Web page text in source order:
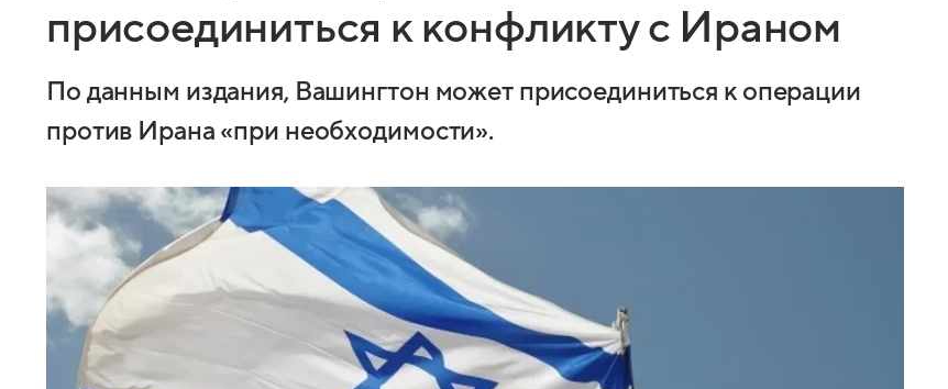
присоединиться к конфликту с Ираном
По данным издания, Вашингтон может присоединиться к операции
против Ирана «при необходимости».